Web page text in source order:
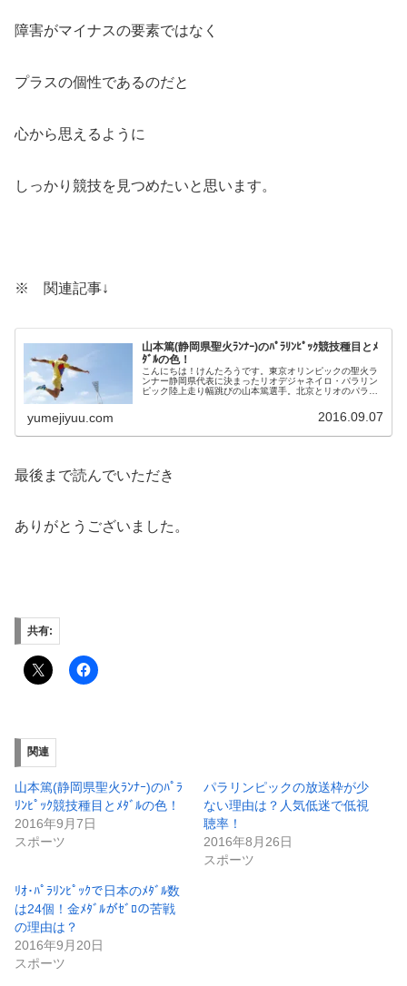
障害がマイナスの要素ではなく
プラスの個性であるのだと
心から思えるように
しっかり競技を見つめたいと思います。
※ 関連記事↓
山本篤(静岡県聖火ﾗﾝﾅｰ)のﾊﾟﾗﾘﾝﾋﾟｯｸ競技種目とﾒ
ﾀﾞﾙの色！
こんにちは！けんたろうです。東京オリンピックの聖火ラ
ンナー静岡県代表に決まったリオデジャネイロ・パラリン
ピック陸上走り幅跳びの山本篤選手。北京とリオのパラリ
yumejiyuu.com 2016.09.07
最後まで読んでいただき
ありがとうございました。
共有:
関連
山本篤(静岡県聖火ﾗﾝﾅｰ)のﾊﾟﾗ
ﾘﾝﾋﾟｯｸ競技種目とﾒﾀﾞﾙの色！
2016年9月7日
スポーツ
パラリンピックの放送枠が少
ない理由は？人気低迷で低視
聴率！
2016年8月26日
スポーツ
ﾘｵ･ﾊﾟﾗﾘﾝﾋﾟｯｸで日本のﾒﾀﾞﾙ数
は24個！金ﾒﾀﾞﾙがｾﾞﾛの苦戦
の理由は？
2016年9月20日
スポーツ